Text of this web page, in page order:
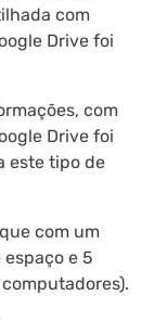
com
Drive foi
com
Drive foi
este tipo de
com um
espaço e 5